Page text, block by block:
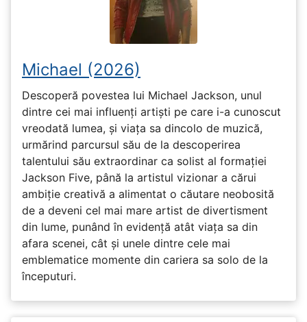
Michael (2026)
Descoperă povestea lui Michael Jackson, unul
dintre cei mai influenți artiști pe care i-a cunoscut
vreodată lumea, și viața sa dincolo de muzică,
urmărind parcursul său de la descoperirea
talentului său extraordinar ca solist al formației
Jackson Five, până la artistul vizionar a cărui
ambiție creativă a alimentat o căutare neobosită
de a deveni cel mai mare artist de divertisment
din lume, punând în evidență atât viața sa din
afara scenei, cât și unele dintre cele mai
emblematice momente din cariera sa solo de la
începuturi.